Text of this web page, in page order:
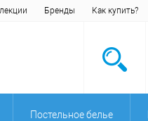
Бренды Как купить?
Постельное белье